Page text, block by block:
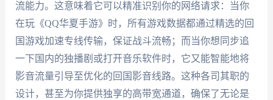
流能力。这意味着它可以精准识别你的网络请求：当你
在玩《QQ华夏手游》时，所有游戏数据都通过精选的回
国游戏加速专线传输，保证战斗流畅；而当你想同步追
一下国内的独播剧或打开音乐软件时，它又能智能地将
影音流量引导至优化的回国影音线路。这种各司其职的
设计，甚至为你提供独享的高带宽通道，确保了无论是